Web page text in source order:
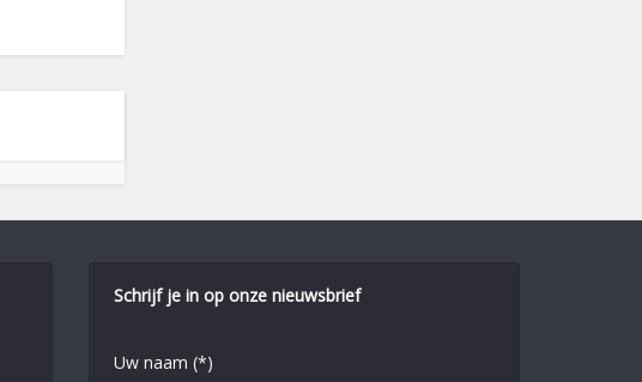
Schrijf je in op onze nieuwsbrief
Uw naam (*)